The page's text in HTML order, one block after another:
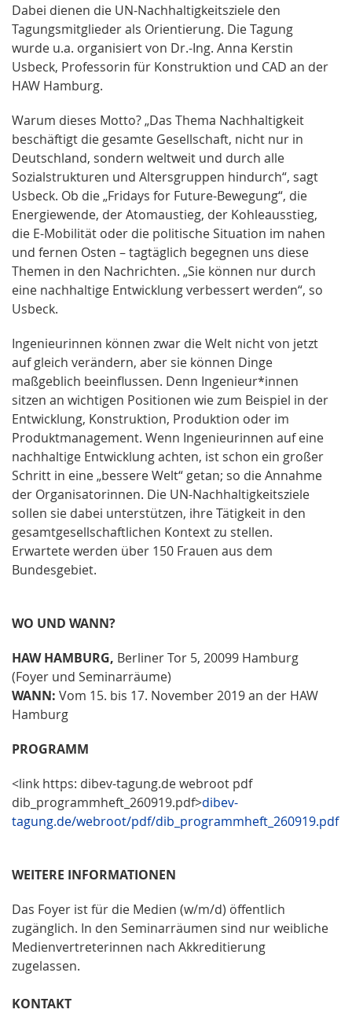
Dabei dienen die UN-Nachhaltigkeitsziele den
Tagungsmitglieder als Orientierung. Die Tagung
wurde u.a. organisiert von Dr.-Ing. Anna Kerstin
Usbeck, Professorin für Konstruktion und CAD an der
HAW Hamburg.
Warum dieses Motto? „Das Thema Nachhaltigkeit
beschäftigt die gesamte Gesellschaft, nicht nur in
Deutschland, sondern weltweit und durch alle
Sozialstrukturen und Altersgruppen hindurch“, sagt
Usbeck. Ob die „Fridays for Future-Bewegung“, die
Energiewende, der Atomaustieg, der Kohleausstieg,
die E-Mobilität oder die politische Situation im nahen
und fernen Osten – tagtäglich begegnen uns diese
Themen in den Nachrichten. „Sie können nur durch
eine nachhaltige Entwicklung verbessert werden“, so
Usbeck.
Ingenieurinnen können zwar die Welt nicht von jetzt
auf gleich verändern, aber sie können Dinge
maßgeblich beeinflussen. Denn Ingenieur*innen
sitzen an wichtigen Positionen wie zum Beispiel in der
Entwicklung, Konstruktion, Produktion oder im
Produktmanagement. Wenn Ingenieurinnen auf eine
nachhaltige Entwicklung achten, ist schon ein großer
Schritt in eine „bessere Welt“ getan; so die Annahme
der Organisatorinnen. Die UN-Nachhaltigkeitsziele
sollen sie dabei unterstützen, ihre Tätigkeit in den
gesamtgesellschaftlichen Kontext zu stellen.
Erwartete werden über 150 Frauen aus dem
Bundesgebiet.
WO UND WANN?
HAW HAMBURG, Berliner Tor 5, 20099 Hamburg
(Foyer und Seminarräume)
WANN: Vom 15. bis 17. November 2019 an der HAW
Hamburg
PROGRAMM
<link https: dibev-tagung.de webroot pdf
dib_programmheft_260919.pdf>dibev-
tagung.de/webroot/pdf/dib_programmheft_260919.pdf
WEITERE INFORMATIONEN
Das Foyer ist für die Medien (w/m/d) öffentlich
zugänglich. In den Seminarräumen sind nur weibliche
Medienvertreterinnen nach Akkreditierung
zugelassen.
KONTAKT